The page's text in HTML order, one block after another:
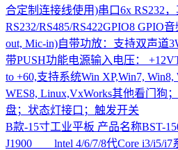
合定制连接线使用)串口6x RS232
RS232/RS485/RS422GPIO8 GPIO
out, Mic-in)自带功放：支持双声道
带PUSH功能电源输入电压：
to +60,支持系统Win XP,Win7, Win8,
WES8, Linux,VxWorks其他看门狗
盘；状态灯接口；触发开关
B款-15寸工业平板 产品名称BST-
J1900 lntel 4/6/7/8代Core i3/i5/i7